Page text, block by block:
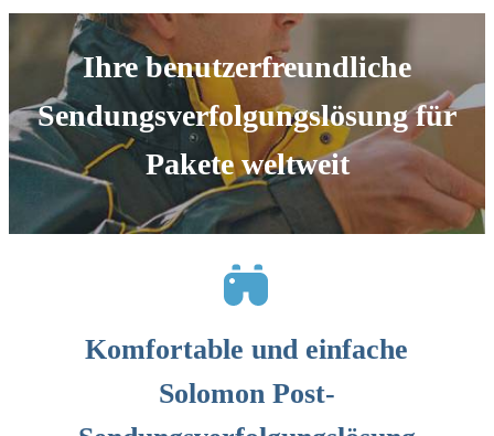
Ihre benutzerfreundliche
Sendungsverfolgungslösung für
Pakete weltweit
Komfortable und einfache
Solomon Post-